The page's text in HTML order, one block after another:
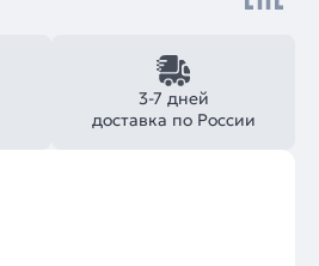
3-7 дней
доставка по России